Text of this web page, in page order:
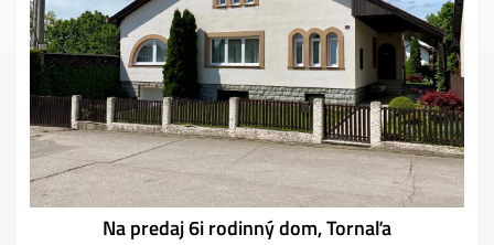
Na predaj 6i rodinný dom, Tornaľa